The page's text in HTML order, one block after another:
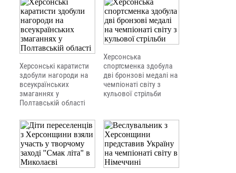
Херсонські каратисти
здобули нагороди на
всеукраїнських
змаганнях у
Полтавській області
Херсонська
спортсменка здобула
дві бронзові медалі на
чемпіонаті світу з
кульової стрільби